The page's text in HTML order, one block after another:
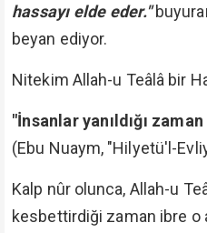
hassayı elde eder."
beyan ediyor.
Nitekim Allah-u Teâlâ bir
"İnsanlar yanıldığı
(Ebu Nuaym, "Hilyetü'l-
Kalp nûr olunca, Allah-u
kesbettirdiği zaman ibre o